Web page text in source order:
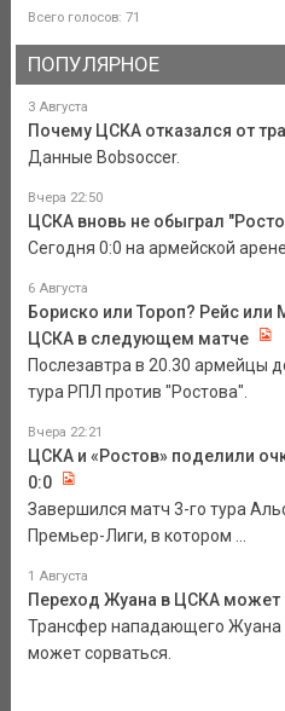
Всего голосов: 71
ПОПУЛЯРНОЕ
3 Августа
Почему ЦСКА отказался от
Данные Bobsoccer.
Вчера 22:50
ЦСКА вновь не обыграл
Сегодня 0:0 на армейской арене.
6 Августа
Бориско или Тороп? Рейс или
ЦСКА в следующем матче
Послезавтра в 20.30 армейцы
тура РПЛ против "Ростова".
Вчера 22:21
ЦСКА и «Ростов» поделили
0:0
Завершился матч 3-го тура
Премьер-Лиги, в котором ...
1 Августа
Переход Жуана в ЦСКА может
Трансфер нападающего Жуана
может сорваться.